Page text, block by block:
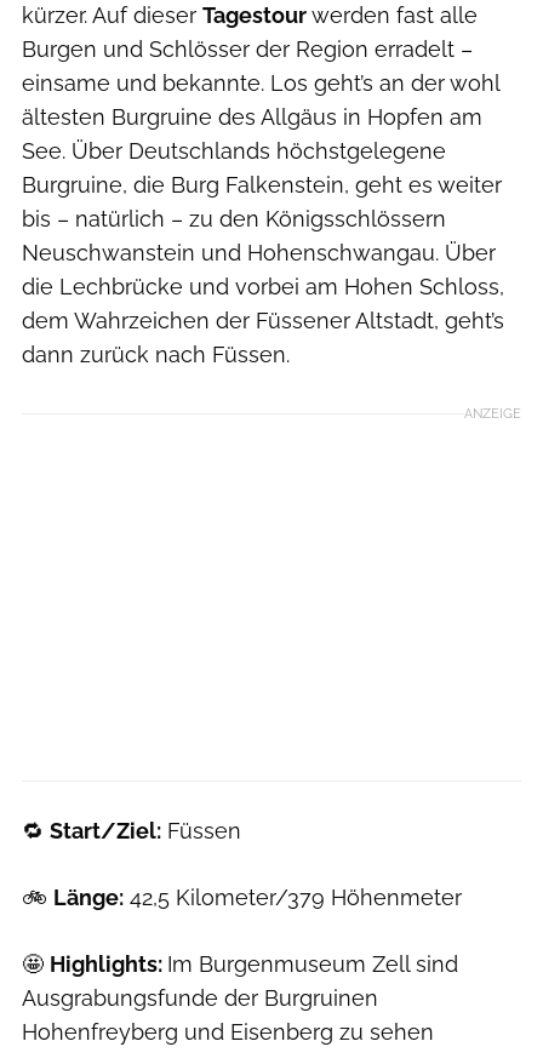
kürzer. Auf dieser Tagestourwerden fast alle
Burgen und Schlösser der Region erradelt –
einsame und bekannte. Los geht’s an der wohl
ältesten Burgruine des Allgäus in Hopfen am
See. Über Deutschlands höchstgelegene
Burgruine, die Burg Falkenstein, geht es weiter
bis – natürlich – zu den Königsschlössern
Neuschwanstein und Hohenschwangau. Über
die Lechbrücke und vorbei am Hohen Schloss,
dem Wahrzeichen der Füssener Altstadt, geht’s
dann zurück nach Füssen.
ANZEIGE
🔁 Start/Ziel: Füssen
🚲 Länge: 42,5 Kilometer/379 Höhenmeter
🤩 Highlights: Im Burgenmuseum Zell sind
Ausgrabungsfunde der Burgruinen
Hohenfreyberg und Eisenberg zu sehen